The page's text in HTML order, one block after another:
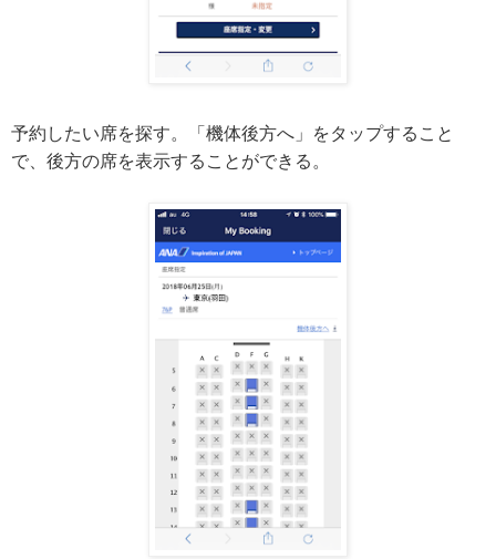
予約したい席を探す。「機体後方へ」をタップすること
で、後方の席を表示することができる。